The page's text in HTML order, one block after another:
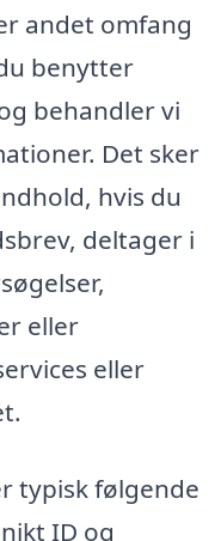
andet omfang
benytter
behandler vi
Det sker
hvis du
deltager i
eller
eller
typisk følgende
ID og